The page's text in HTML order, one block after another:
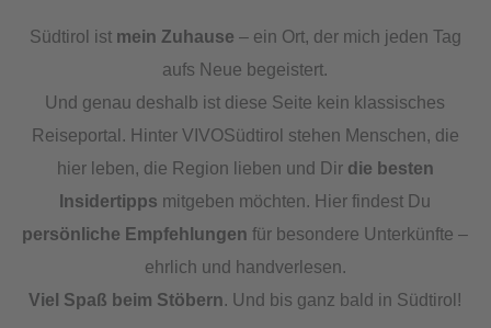
Südtirol ist mein Zuhause – ein Ort, der mich jeden Tag
aufs Neue begeistert.
Und genau deshalb ist diese Seite kein klassisches
Reiseportal. Hinter VIVOSüdtirol stehen Menschen, die
hier leben, die Region lieben und Dir die besten
Insidertipps mitgeben möchten. Hier findest Du
persönliche Empfehlungen für besondere Unterkünfte –
ehrlich und handverlesen.
Viel Spaß beim Stöbern. Und bis ganz bald in Südtirol!